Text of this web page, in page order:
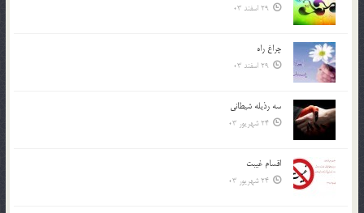
29 اسفند 03
چراغ راه
29 اسفند 03
سه رذیله شیطانی
24 شهریور 03
اقسام غيبت
24 شهریور 03